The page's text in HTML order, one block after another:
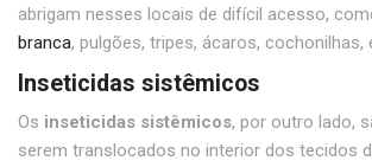
abrigam nesses locais de difícil acesso,
branca, pulgões, tripes, ácaros, cochonilhas,
Inseticidas sistêmicos
Os inseticidas sistêmicos, por outro lado,
serem translocados no interior dos tecidos